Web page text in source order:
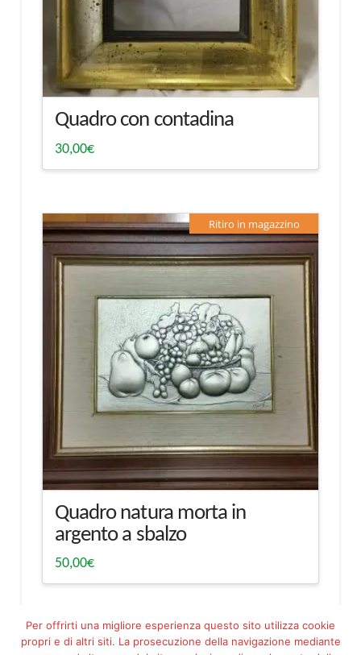
Quadro con contadina
30,00€
Ritiro in magazzino
Quadro natura morta in
argento a sbalzo
50,00€
Per offrirti una migliore esperienza questo sito utilizza cookie
propri e di altri siti. La prosecuzione della navigazione mediante